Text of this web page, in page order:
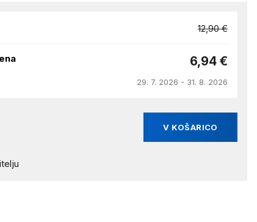
12,90 €
6,94 €
29. 7. 2026 - 31. 8. 2026
V KOŠARICO